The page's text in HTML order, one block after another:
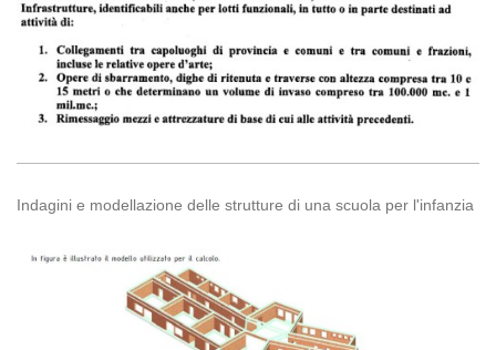
Indagini e modellazione delle strutture di una scuola per l'infanzia